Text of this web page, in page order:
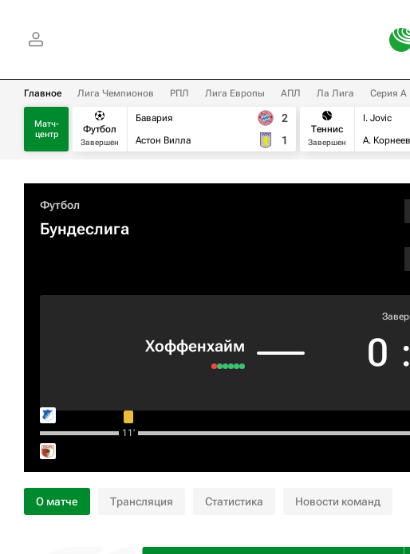
Главное Лига Чемпионов РПЛ Лига Европы АПЛ Ла Лига Серия А
Матч-
центр
Футбол
Завершен
Бавария
Астон Вилла
2
1
Теннис
Завершен
I. Jovic
А.
Футбол
Бундеслига
Хоффенхайм 0 :
11‎’‎
О матче Трансляция Статистика Новости команд